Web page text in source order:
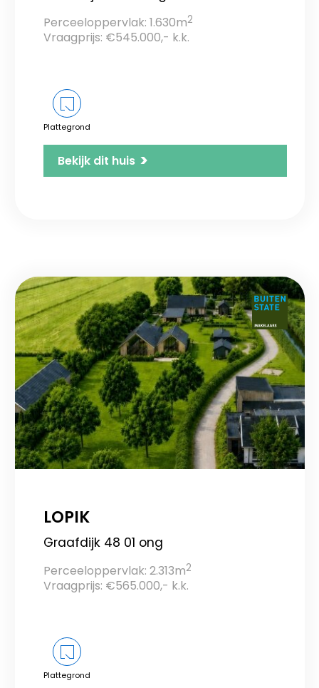
Perceeloppervlak: 1.630m2
Vraagprijs: €545.000,- k.k.
Plattegrond
Bekijk dit huis >
LOPIK
Graafdijk 48 01 ong
Perceeloppervlak: 2.313m2
Vraagprijs: €565.000,- k.k.
Plattegrond